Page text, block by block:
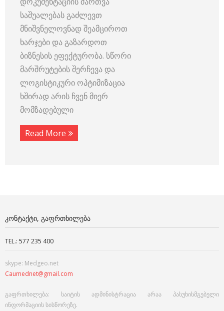
საშუალებას გაძლევთ
მნიშვნელოვნად შეამციროთ
ხარჯები და გაზარდოთ
ბიზნესის ეფექტურობა. სწორი
მარშრუტების შერჩევა და
ლოგისტიკური ოპტიმიზაცია
ხშირად არის ჩვენ მიერ
მომზადებული
Read More
ᲙᲝᲜᲢᲐᲥᲢᲘ, ᲒᲐᲤᲠᲗᲮᲘᲚᲔᲑᲐ
TEL.: 577 235 400
skype: Medgeo.net
Caumednet@gmail.com
გაფრთხილება: საიტის ადმინისტრაცია არაა პასუხისმგებელი
ინფორმაციის სისწორეზე.